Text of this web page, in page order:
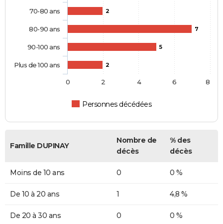
2
7
5
2
Personnes décédées
70-80 ans
80-90 ans
90-100 ans
Plus de 100 ans
0 2 4 6 8
Famille DUPINAY
Nombre de
décès
% des
décès
Moins de 10 ans 0 0 %
De 10 à 20 ans 1 4,8 %
De 20 à 30 ans 0 0 %